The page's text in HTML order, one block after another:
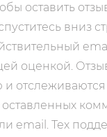
оставить
вниз
оценкой.
отслеживаются
оставленных
email. Тех